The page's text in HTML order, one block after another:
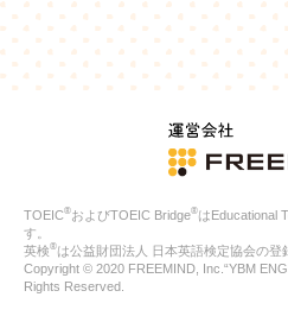
れらの情報を広告配信以外の目的
4.
個人情報の第三者への提供
当社は、次の場合を除き、ご本人
に提供することはありません。
ご本人の同意がある場合
法令に基づく場合
人の生命、身体または財産の
公衆衛生の向上または児童の
合
特定した利用目的の達成に必要
TOEIC®およびTOEIC Bridge®はEducational
す。
英検®は公益財団法人 日本英語検定協会の登
Copyright © 2020 FREEMIND, Inc.“YBM
Rights Reserved.